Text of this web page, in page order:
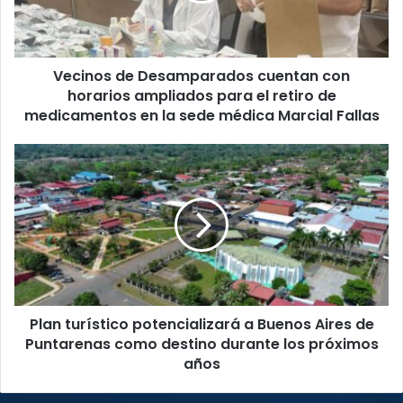
ampliados
para
el
medicamentos
la
sede
médica
Marcial
Fallas
Vecinos de Desamparados cuentan con
horarios ampliados para el retiro de
medicamentos en la sede médica Marcial Fallas
Plan
turístico
potencializará
a
Buenos
Aires
de
Puntarenas
como
destino
durante
años
Plan turístico potencializará a Buenos Aires de
Puntarenas como destino durante los próximos
años